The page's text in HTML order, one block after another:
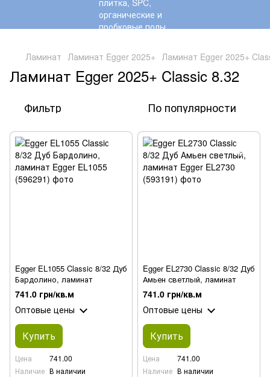
Ламинат Ламинат Egger 2025+ Ламинат Egger 2025+
Ламинат Egger 2025+ Classic 8.32
Фильтр По популярности
Egger EL1055 Classic 8/32 Дуб
Бардолино, ламинат
741.0 грн/кв.м
Оптовые цены
Купить
Цена
741.00
Наличие В наличии
Egger EL2730 Classic 8/32 Дуб
Амьен светлый, ламинат
741.0 грн/кв.м
Оптовые цены
Купить
Цена
741.00
Наличие В наличии